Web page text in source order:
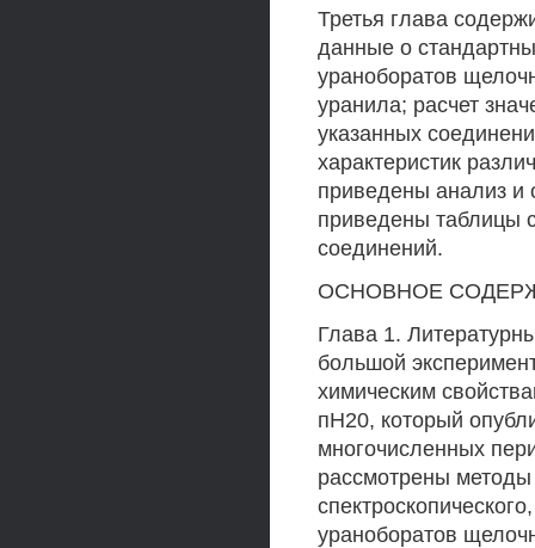
Третья глава
данные о
ураноборатов
уранила; расчет
указанных
характеристик
приведены анализ и
приведены таблицы
соединений.
ОСНОВНОЕ
Глава 1.
большой
химическим
пН20, который
многочисленных
рассмотрены методы
ураноборатов